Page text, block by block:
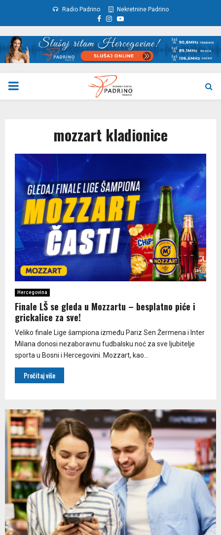
Radio Padrino Nekretnine Padrino
Facebook
Instagram
Youtube
PRIMARY
mozzart kladionice
Hercegovina
Finale LŠ se gleda u Mozzartu – besplatno piće i
grickalice za sve!
Veliko finale Lige šampiona između Pariz Sen Žermena i Inter
Milana donosi nezaboravnu fudbalsku noć za sve ljubitelje
sporta u Bosni i Hercegovini. Mozzart, kao...
Pročitaj više